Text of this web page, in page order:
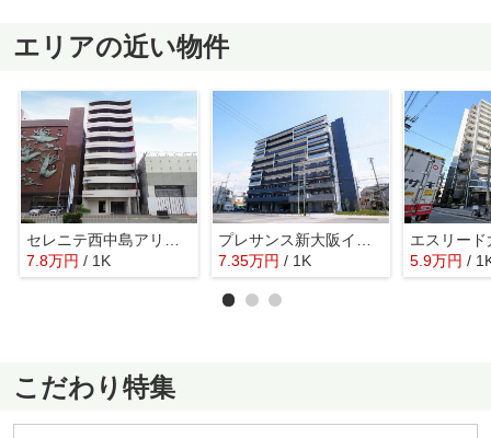
エリアの近い物件
7.8万円 / 1K
7.35万円 / 1K 5.9万円 /
こだわり特集